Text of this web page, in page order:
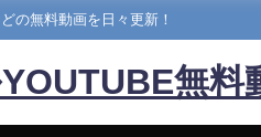
の無料動画を日々更新！
無料